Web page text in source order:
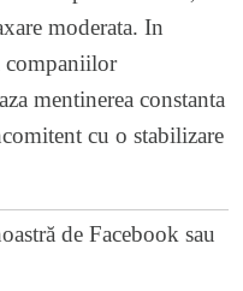
moderata. In
companiilor
mentinerea constanta
cu o stabilizare
de Facebook sau